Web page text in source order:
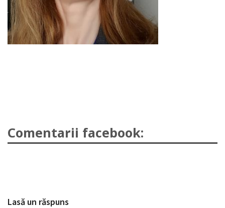
Comentarii facebook:
Lasă un răspuns